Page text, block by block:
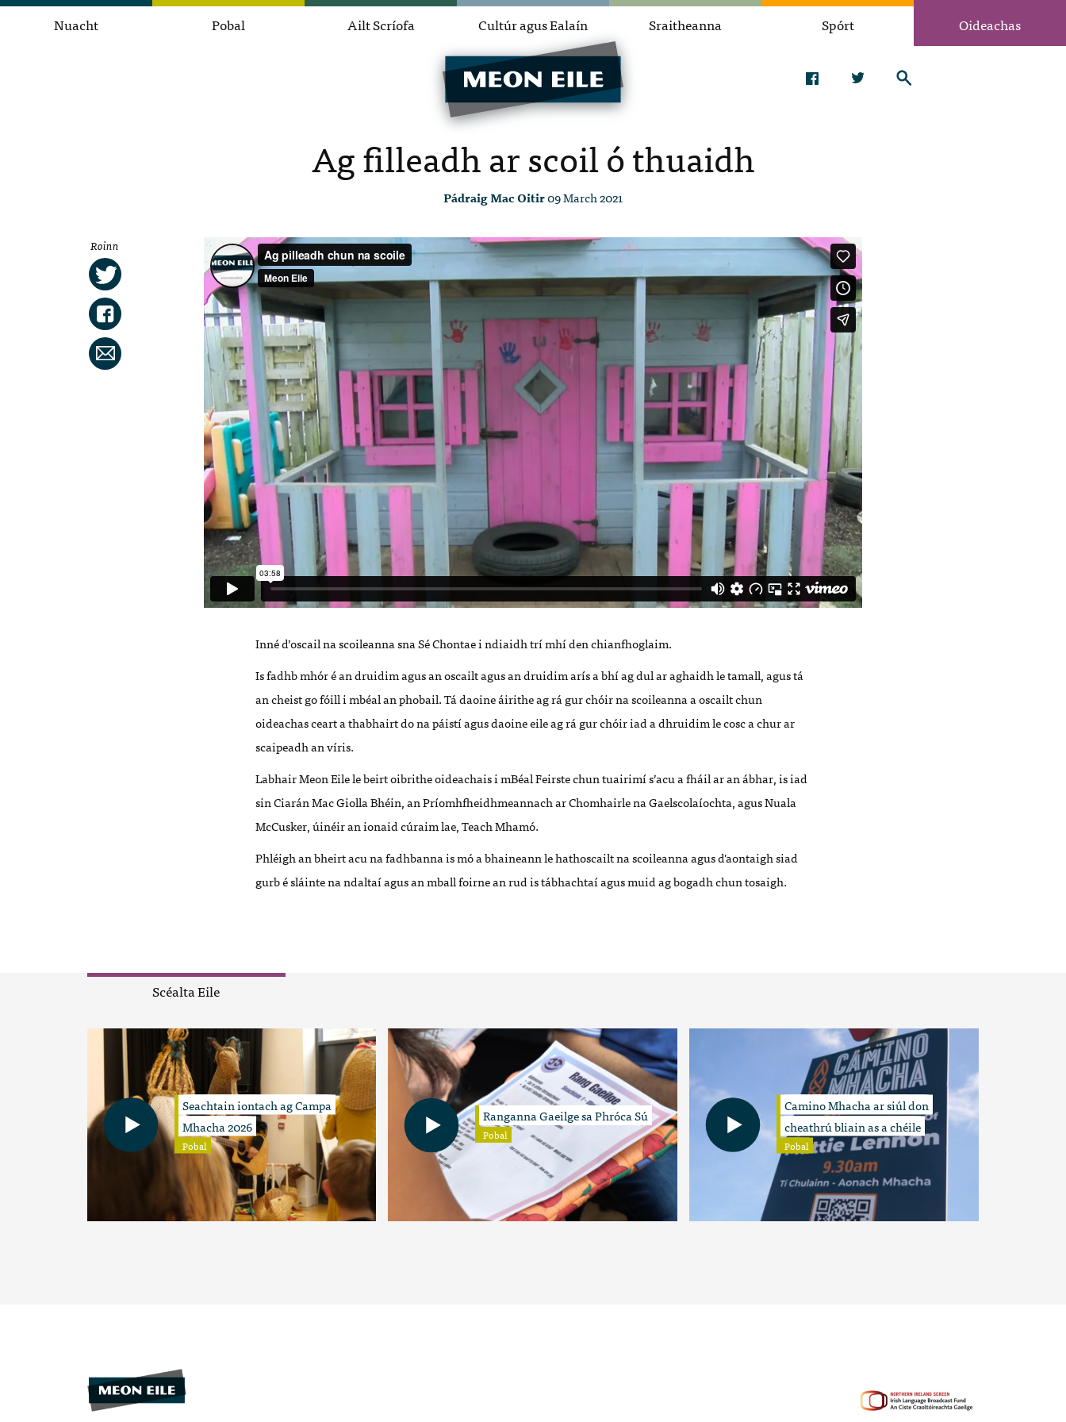
Nuacht Pobal Ailt Scríofa Cultúr agus Ealaín Sraitheanna Spórt Oideachas
Ag filleadh ar scoil ó thuaidh
Pádraig Mac Oitir09 March 2021
Roinn
Inné d’oscail na scoileanna sna Sé Chontae i ndiaidh trí mhí den chianfhoglaim.
Is fadhb mhór é an druidim agus an oscailt agus an druidim arís a bhí ag dul ar aghaidh le tamall, agus tá
an cheist go fóill i mbéal an phobail. Tá daoine áirithe ag rá gur chóir na scoileanna a oscailt chun
oideachas ceart a thabhairt do na páistí agus daoine eile ag rá gur chóir iad a dhruidim le cosc a chur ar
scaipeadh an víris.
Labhair Meon Eile le beirt oibrithe oideachais i mBéal Feirste chun tuairimí s’acu a fháil ar an ábhar, is iad
sin Ciarán Mac Giolla Bhéin, an Príomhfheidhmeannach ar Chomhairle na Gaelscolaíochta, agus Nuala
McCusker, úinéir an ionaid cúraim lae, Teach Mhamó.
Phléigh an bheirt acu na fadhbanna is mó a bhaineann le hathoscailt na scoileanna agus d'aontaigh siad
gurb é sláinte na ndaltaí agus an mball foirne an rud is tábhachtaí agus muid ag bogadh chun tosaigh.
Scéalta Eile
Seachtain iontach ag Campa
Mhacha 2026
Pobal
Ranganna Gaeilge sa Phróca Sú
Pobal
Camino Mhacha ar siúl don
cheathrú bliain as a chéile
Pobal